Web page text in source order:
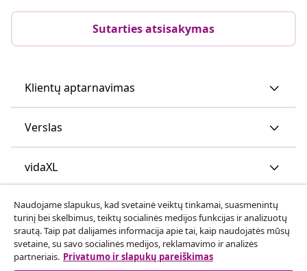
Sutarties atsisakymas
Klientų aptarnavimas
Verslas
vidaXL
Atraskite daugiau
Naudojame slapukus, kad svetainė veiktų tinkamai, suasmenintų
turinį bei skelbimus, teiktų socialinės medijos funkcijas ir analizuotų
srautą. Taip pat dalijamės informacija apie tai, kaip naudojatės mūsų
svetaine, su savo socialinės medijos, reklamavimo ir analizės
partneriais. Privatumo ir slapukų pareiškimas